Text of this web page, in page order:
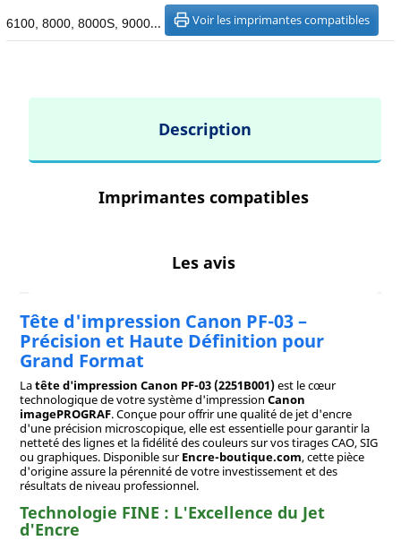
6100, 8000, 8000S, 9000... Voir les imprimantes compatibles
Description
Imprimantes compatibles
Les avis
Tête d'impression Canon PF-03 –
Précision et Haute Définition pour
Grand Format
Latête d'impression Canon PF-03 (2251B001)est le cœur
technologique de votre système d'impression Canon
imagePROGRAF. Conçue pour offrir une qualité de jet d'encre
d'une précision microscopique, elle est essentielle pour garantir la
netteté des lignes et la fidélité des couleurs sur vos tirages CAO, SIG
ou graphiques. Disponible surEncre-boutique.com, cette pièce
d'origine assure la pérennité de votre investissement et des
résultats de niveau professionnel.
Technologie FINE : L'Excellence du Jet
d'Encre